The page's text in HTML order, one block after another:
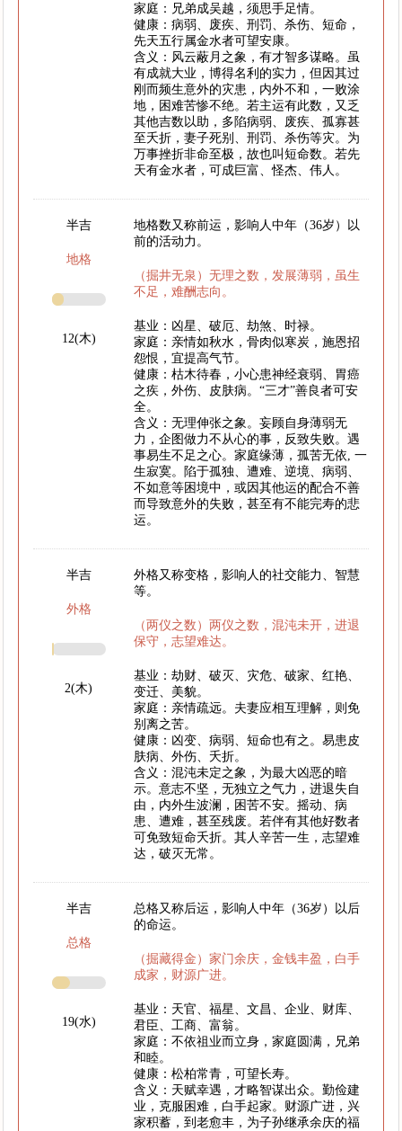
家庭：兄弟成吴越，须思手足情。
健康：病弱、废疾、刑罚、杀伤、短命，
先天五行属金水者可望安康。
含义：风云蔽月之象，有才智多谋略。虽
有成就大业，博得名利的实力，但因其过
刚而频生意外的灾患，内外不和，一败涂
地，困难苦惨不绝。若主运有此数，又乏
其他吉数以助，多陷病弱、废疾、孤寡甚
至夭折，妻子死别、刑罚、杀伤等灾。为
万事挫折非命至极，故也叫短命数。若先
天有金水者，可成巨富、怪杰、伟人。
半吉
地格
12(木)
地格数又称前运，影响人中年（36岁）以
前的活动力。
（掘井无泉）无理之数，发展薄弱，虽生
不足，难酬志向。
基业：凶星、破厄、劫煞、时禄。
家庭：亲情如秋水，骨肉似寒炭，施恩招
怨恨，宜提高气节。
健康：枯木待春，小心患神经衰弱、胃癌
之疾，外伤、皮肤病。“三才”善良者可安
全。
含义：无理伸张之象。妄顾自身薄弱无
力，企图做力不从心的事，反致失败。遇
事易生不足之心。家庭缘薄，孤苦无依, 一
生寂寞。陷于孤独、遭难、逆境、病弱、
不如意等困境中，或因其他运的配合不善
而导致意外的失败，甚至有不能完寿的悲
运。
半吉
外格
2(木)
外格又称变格，影响人的社交能力、智慧
等。
（两仪之数）两仪之数，混沌未开，进退
保守，志望难达。
基业：劫财、破灭、灾危、破家、红艳、
变迁、美貌。
家庭：亲情疏远。夫妻应相互理解，则免
别离之苦。
健康：凶变、病弱、短命也有之。易患皮
肤病、外伤、夭折。
含义：混沌未定之象，为最大凶恶的暗
示。意志不坚，无独立之气力，进退失自
由，内外生波澜，困苦不安。摇动、病
患、遭难，甚至残废。若伴有其他好数者
可免致短命夭折。其人辛苦一生，志望难
达，破灭无常。
半吉
总格
19(水)
总格又称后运，影响人中年（36岁）以后
的命运。
（掘藏得金）家门余庆，金钱丰盈，白手
成家，财源广进。
基业：天官、福星、文昌、企业、财库、
君臣、工商、富翁。
家庭：不依祖业而立身，家庭圆满，兄弟
和睦。
健康：松柏常青，可望长寿。
含义：天赋幸遇，才略智谋出众。勤俭建
业，克服困难，白手起家。财源广进，兴
家积蓄，到老愈丰，为子孙继承余庆的福